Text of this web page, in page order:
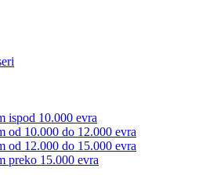
ispod 10.000 evra
od 10.000 do 12.000 evra
od 12.000 do 15.000 evra
preko 15.000 evra